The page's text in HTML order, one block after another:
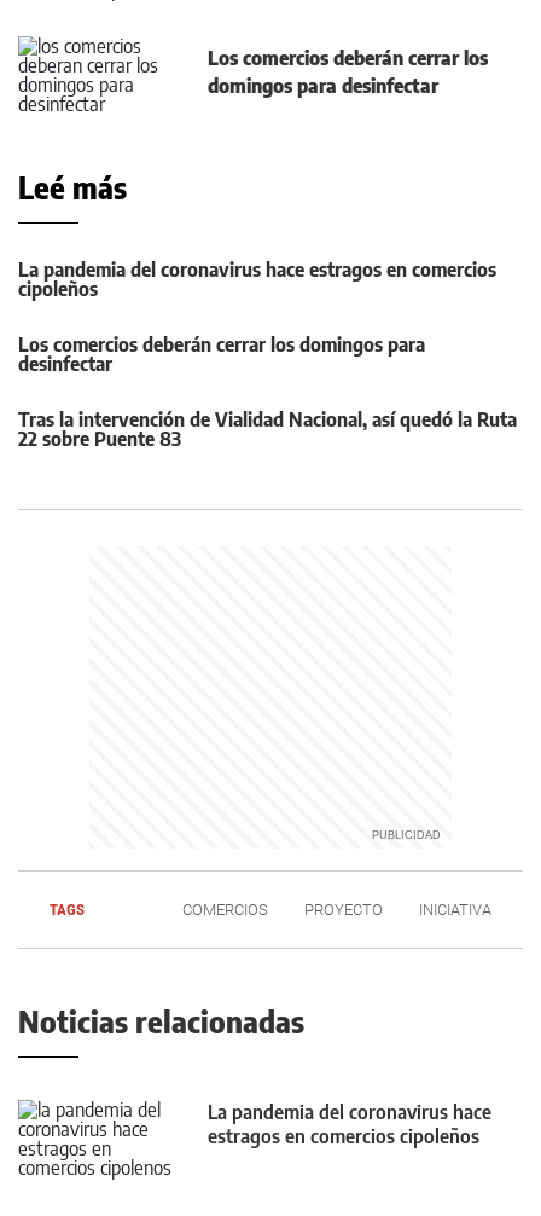
Los comercios deberán cerrar los
domingos para desinfectar
Leé más
La pandemia del coronavirus hace estragos en comercios
cipoleños
Los comercios deberán cerrar los domingos para
desinfectar
Tras la intervención de Vialidad Nacional, así quedó la Ruta
22 sobre Puente 83
TAGS COMERCIOS PROYECTO INICIATIVA
Noticias relacionadas
La pandemia del coronavirus hace
estragos en comercios cipoleños